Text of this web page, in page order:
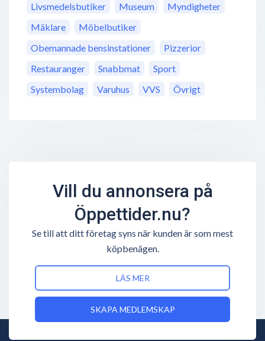
Livsmedelsbutiker
Museum
Myndigheter
Mäklare
Möbelbutiker
Obemannade bensinstationer
Pizzerior
Restauranger
Snabbmat
Sport
Systembolag
Varuhus VVS Övrigt
Vill du annonsera på
Öppettider.nu?
Se till att ditt företag syns när kunden är som mest
köpbenägen.
LÄS MER
SKAPA MEDLEMSKAP